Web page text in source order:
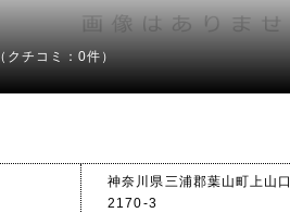
（クチコミ：0件）
神奈川県三浦郡葉山町上山口
2170-3